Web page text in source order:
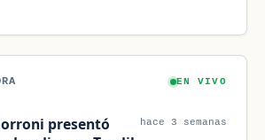
EN VIVO
presentó
hace 3 semanas